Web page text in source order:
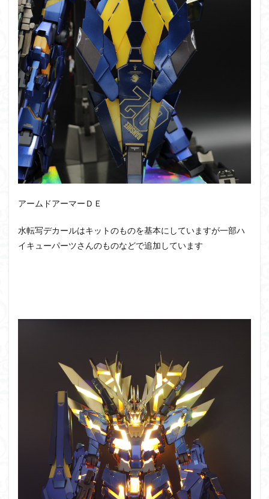
アームドアーマーＤＥ
水転写デカールはキットのものを基本にしていますが一部ハ
イキューパーツさんのものなどで追加しています